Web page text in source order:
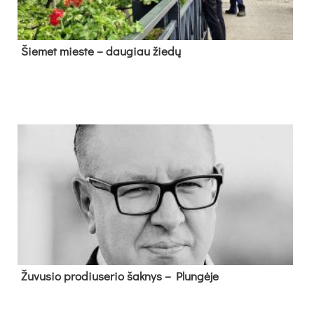
Šie­met mies­te – dau­giau žie­dų
Žu­vu­sio pro­diu­se­rio šak­nys – Plun­gė­je